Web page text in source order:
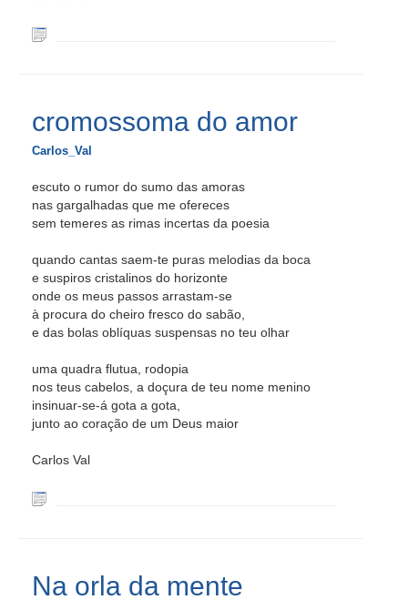
cromossoma do amor
Carlos_Val
escuto o rumor do sumo das amoras
nas gargalhadas que me ofereces
sem temeres as rimas incertas da poesia
quando cantas saem-te puras melodias da boca
e suspiros cristalinos do horizonte
onde os meus passos arrastam-se
à procura do cheiro fresco do sabão,
e das bolas oblíquas suspensas no teu olhar
uma quadra flutua, rodopia
nos teus cabelos, a doçura de teu nome menino
insinuar-se-á gota a gota,
junto ao coração de um Deus maior
Carlos Val
Na orla da mente